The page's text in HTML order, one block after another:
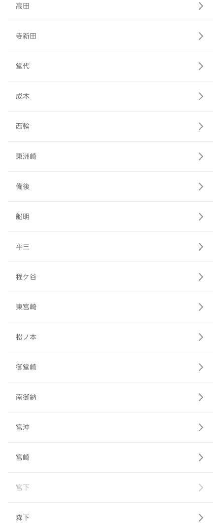
高田
寺新田
堂代
成木
西輪
東洲崎
備後
船明
平三
程ケ谷
東宮崎
松ノ本
御堂崎
南御納
宮沖
宮崎
宮下
森下